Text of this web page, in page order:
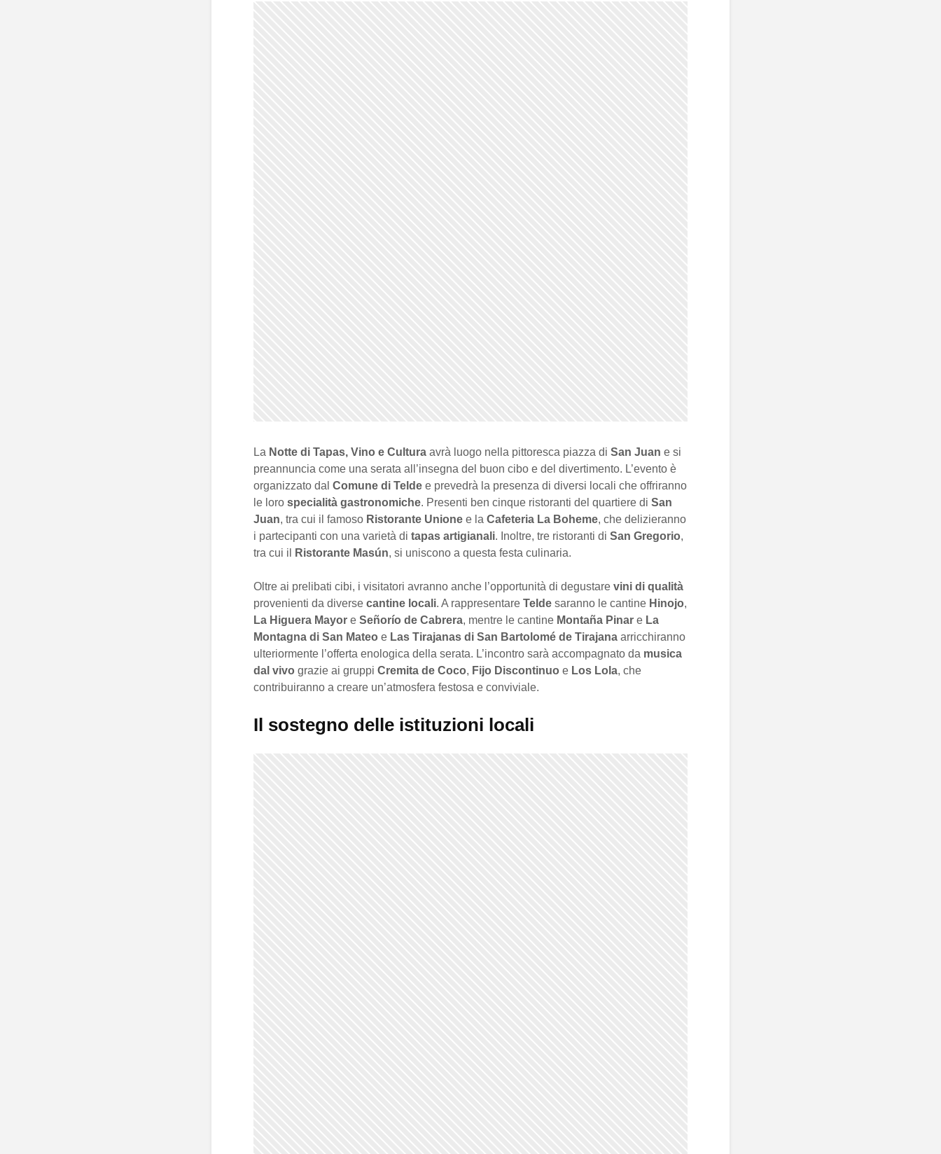
La Notte di Tapas, Vino e Cultura avrà luogo nella pittoresca piazza di San Juan e si
preannuncia come una serata all’insegna del buon cibo e del divertimento. L’evento è
organizzato dal Comune di Telde e prevedrà la presenza di diversi locali che offriranno
le loro specialità gastronomiche. Presenti ben cinque ristoranti del quartiere di San
Juan, tra cui il famoso Ristorante Unione e la Cafeteria La Boheme, che delizieranno
i partecipanti con una varietà di tapas artigianali. Inoltre, tre ristoranti di San Gregorio,
tra cui il
Ristorante Masún, si uniscono a questa festa culinaria.
Oltre ai prelibati cibi, i visitatori avranno anche l’opportunità di degustare vini di qualità
provenienti da diverse cantine locali. A rappresentare Telde saranno le cantine Hinojo,
La Higuera Mayor e Señorío de Cabrera, mentre le cantine Montaña Pinar e La
Montagna di San Mateo e Las Tirajanas di San Bartolomé de Tirajana arricchiranno
ulteriormente l’offerta enologica della serata. L’incontro sarà accompagnato da musica
dal vivo grazie ai gruppi Cremita de Coco, Fijo Discontinuo e Los Lola, che
contribuiranno a creare un’atmosfera festosa e conviviale.
Il sostegno delle istituzioni locali